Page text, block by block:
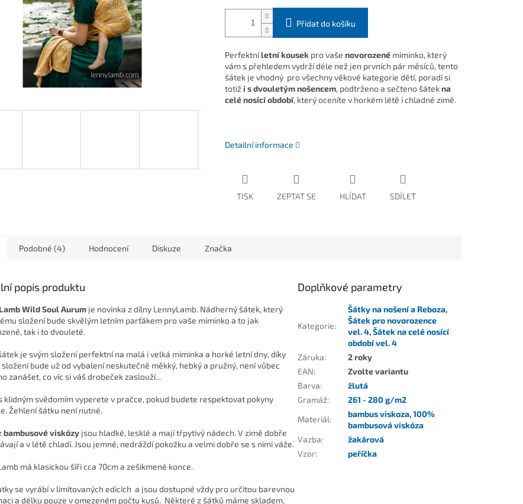
Přidat do košíku
Perfektníletní kousekpro vaše novorozenémiminko, který
vám s přehledem vydrží déle než jen prvních pár měsíců, tento
šátek je vhodný pro všechny věkové kategorie dětí, poradí si
totiži s dvouletým nošencem, podtrženo a sečteno šátekna
celé nosící období, který oceníte v horkém létě i chladné zimě.
Detailní informace
TISK ZEPTAT SE HLÍDAT SDÍLET
Podobné (4) Hodnocení Diskuze Značka
popis produktu
Wild Soul Aurum je novinka z dílny LennyLamb. Nádherný šátek, který
složení bude skvělým letním parťákem pro vaše miminko a to jak
tak i to dvouleté.
je svým složení perfektní na malá i velká miminka a horké letní dny, díky
bude už od vybalení neskutečně měkký, hebký a pružný, není vůbec
zanášet, co víc si váš drobeček zaslouží...
klidným svědomím vyperete v pračce, pokud budete respektovat pokyny
Žehlení šátku není nutné.
bambusové viskózy jsou hladké, lesklé a mají třpytivý nádech. V zimě dobře
a v létě chladí. Jsou jemné, nedráždí pokožku a velmi dobře se s nimi váže.
má klasickou šíři cca 70cm a zešikmené konce.
se vyrábí v limitovaných edicích a jsou dostupné vždy pro určitou barevnou
a délku pouze v omezeném počtu kusů. Některé z šátků máme skladem,
Doplňkové parametry
Kategorie:
Šátky na nošení a Reboza,
Šátek pro novorozence
vel. 4,Šátek na celé nosící
období vel. 4
Záruka:
2 roky
EAN:
Zvolte variantu
Barva:
žlutá
Gramáž:
261 - 280 g/m2
Materiál:
bambus viskoza,100%
bambusová viskóza
Vazba:
žakárová
Vzor: peříčka